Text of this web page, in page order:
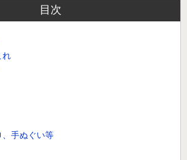
目次
れ
手ぬぐい等